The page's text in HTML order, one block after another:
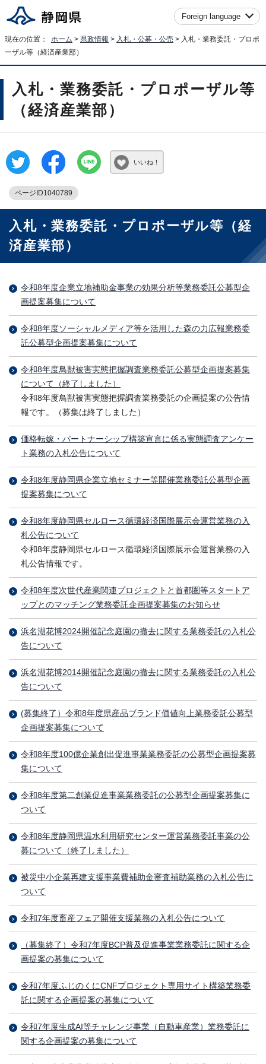
Foreign language
現在の位置： ホーム > 県政情報 > 入札・公募・公売 > 入札・業務委託・プロポ
ーザル等（経済産業部）
入札・業務委託・プロポーザル等
（経済産業部）
いいね！
ページID1040789
入札・業務委託・プロポーザル等（経
済産業部）
令和8年度企業立地補助金事業の効果分析等業務委託公募型企
画提案募集について
令和8年度ソーシャルメディア等を活用した森の力広報業務委
託公募型企画提案募集について
令和8年度鳥獣被害実態把握調査業務委託公募型企画提案募集
について（終了しました）
令和8年度鳥獣被害実態把握調査業務委託の企画提案の公告情
報です。（募集は終了しました）
価格転嫁・パートナーシップ構築宣言に係る実態調査アンケー
ト業務の入札公告について
令和8年度静岡県企業立地セミナー等開催業務委託公募型企画
提案募集について
令和8年度静岡県セルロース循環経済国際展示会運営業務の入
札公告について
令和8年度静岡県セルロース循環経済国際展示会運営業務の入
札公告情報です。
令和8年度次世代産業関連プロジェクトと首都圏等スタートア
ップとのマッチング業務委託企画提案募集のお知らせ
浜名湖花博2024開催記念庭園の撤去に関する業務委託の入札公
告について
浜名湖花博2014開催記念庭園の撤去に関する業務委託の入札公
告について
(募集終了）令和8年度県産品ブランド価値向上業務委託公募型
企画提案募集について
令和8年度100億企業創出促進事業業務委託の公募型企画提案募
集について
令和8年度第二創業促進事業業務委託の公募型企画提案募集に
ついて
令和8年度静岡県温水利用研究センター運営業務委託事業の公
募について（終了しました）
被災中小企業再建支援事業費補助金審査補助業務の入札公告に
ついて
令和7年度畜産フェア開催支援業務の入札公告について
（募集終了）令和7年度BCP普及促進事業業務委託に関する企
画提案の募集について
令和7年度ふじのくにCNFプロジェクト専用サイト構築業務委
託に関する企画提案の募集について
令和7年度生成AI等チャレンジ事業（自動車産業）業務委託に
関する企画提案の募集について